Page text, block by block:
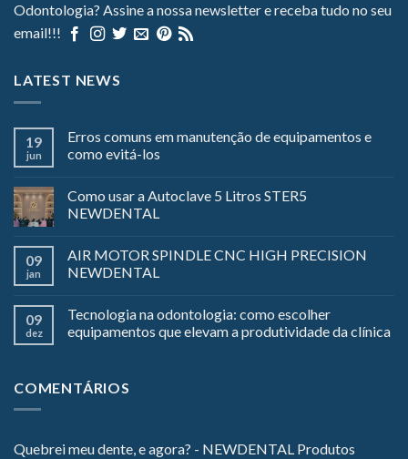
Odontologia? Assine a nossa newsletter e receba tudo no seu
email!!!
LATEST NEWS
19
jun
Erros comuns em manutenção de equipamentos e
como evitá-los
Como usar a Autoclave 5 Litros STER5
NEWDENTAL
09
jan
AIR MOTOR SPINDLE CNC HIGH PRECISION
NEWDENTAL
09
dez
Tecnologia na odontologia: como escolher
equipamentos que elevam a produtividade da clínica
COMENTÁRIOS
Quebrei meu dente, e agora? - NEWDENTAL Produtos